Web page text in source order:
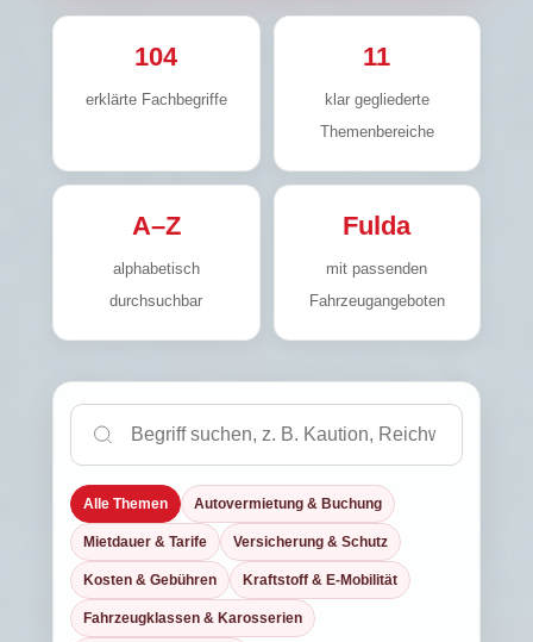
104
erklärte Fachbegriffe
11
klar gegliederte
Themenbereiche
A–Z
alphabetisch
durchsuchbar
Fulda
mit passenden
Fahrzeugangeboten
Alle Themen Autovermietung & Buchung
Mietdauer & Tarife Versicherung & Schutz
Kosten & Gebühren Kraftstoff & E-Mobilität
Fahrzeugklassen & Karosserien